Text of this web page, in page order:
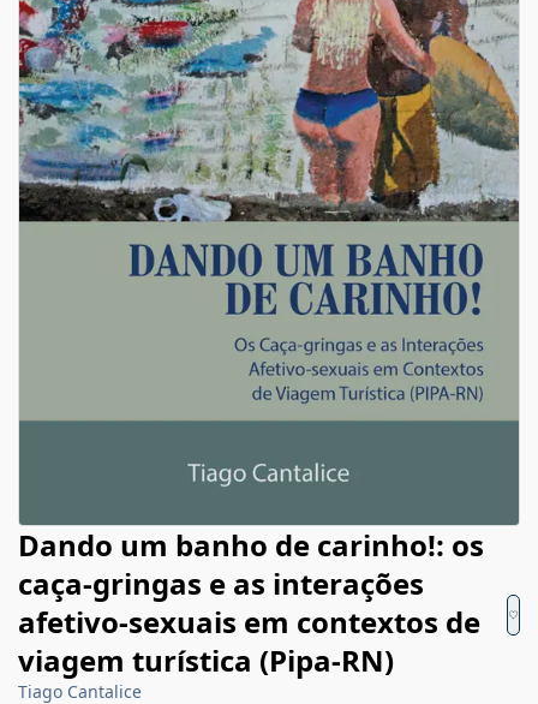
Dando um banho de carinho!: os
caça-gringas e as interações
afetivo-sexuais em contextos de
viagem turística (Pipa-RN)
Tiago Cantalice